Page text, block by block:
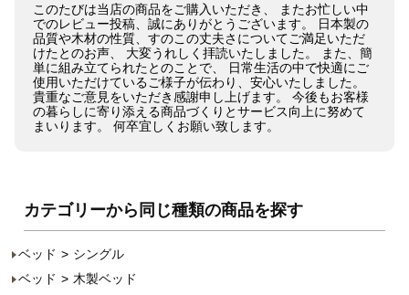
このたびは当店の商品をご購入いただき、 またお忙しい中
でのレビュー投稿、誠にありがとうございます。 日本製の
品質や木材の性質、すのこの丈夫さについてご満足いただ
けたとのお声、 大変うれしく拝読いたしました。 また、簡
単に組み立てられたとのことで、 日常生活の中で快適にご
使用いただけているご様子が伝わり、安心いたしました。
貴重なご意見をいただき感謝申し上げます。 今後もお客様
の暮らしに寄り添える商品づくりとサービス向上に努めて
まいります。 何卒宜しくお願い致します。
カテゴリーから同じ種類の商品を探す
ベッド
シングル
ベッド
木製ベッド